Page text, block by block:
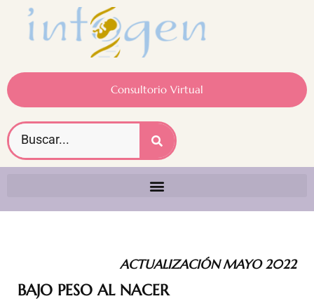
Consultorio Virtual
ACTUALIZACIÓN MAYO 2022
BAJO PESO AL NACER